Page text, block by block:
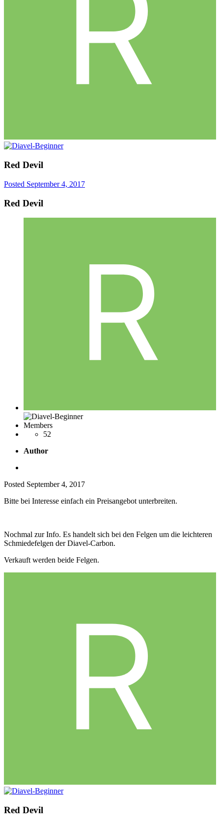
Red Devil
Posted September 4, 2017
Red Devil
Members
52
Author
Posted September 4, 2017
Bitte bei Interesse einfach ein Preisangebot unterbreiten.
Nochmal zur Info. Es handelt sich bei den Felgen um die leichteren
Schmiedefelgen der Diavel-Carbon.
Verkauft werden beide Felgen.
Red Devil